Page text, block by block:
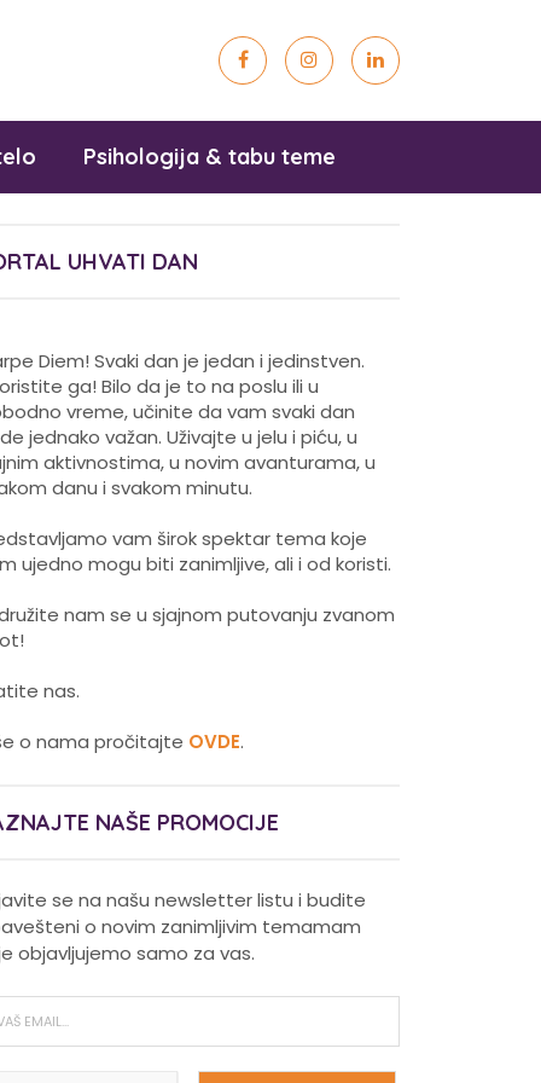
Psihologija & tabu teme
UHVATI DAN
Diem! Svaki dan je jedan i jedinstven.
ga! Bilo da je to na poslu ili u
vreme, učinite da vam svaki dan
jednako važan. Uživajte u jelu i piću, u
aktivnostima, u novim avanturama, u
danu i svakom minutu.
vam širok spektar tema koje
ujedno mogu biti zanimljive, ali i od koristi.
nam se u sjajnom putovanju zvanom
nas.
o nama pročitajte OVDE.
NAŠE PROMOCIJE
se na našu newsletter listu i budite
o novim zanimljivim temamam
objavljujemo samo za vas.
kosu